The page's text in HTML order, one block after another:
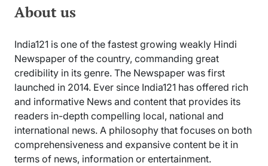
About us
India121 is one of the fastest growing weakly Hindi
Newspaper of the country, commanding great
credibility in its genre. The Newspaper was first
launched in 2014. Ever since India121 has offered rich
and informative News and content that provides its
readers in-depth compelling local, national and
international news. A philosophy that focuses on both
comprehensiveness and expansive content be it in
terms of news, information or entertainment.